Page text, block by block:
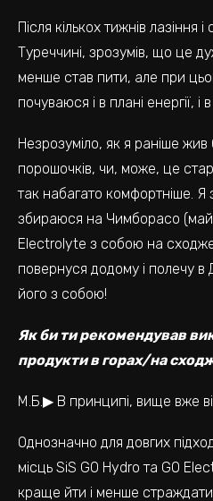
Після кількох тижнів лазіння
Туреччині, зрозумів, що це
менше став пити, але при
почуваюся і в плані енергії, і
Незрозуміло, як я раніше жив
порошочків, чи, може, це
так набагато комфортніше. Я
збираюся на Чимборасо
Electrolyte з собою на
повернуся додому і полечу в
його з собою!
Як би ти рекомендував
продукти в горах/на
М.Б.▶ В принципі, вище вже
Однозначно для довгих
місць SiS GO Hydro та GO
краще йти і менше страждати